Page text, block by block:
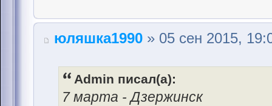
юляшка1990 » 05 сен 2015,
Admin писал(а):
7 марта - Дзержинск